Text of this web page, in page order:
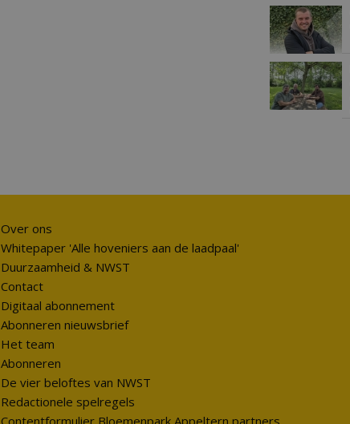
Over ons
Whitepaper 'Alle hoveniers aan de laadpaal'
Duurzaamheid & NWST
Contact
Digitaal abonnement
Abonneren nieuwsbrief
Het team
Abonneren
De vier beloftes van NWST
Redactionele spelregels
Contentformulier Bloemenpark Appeltern partners